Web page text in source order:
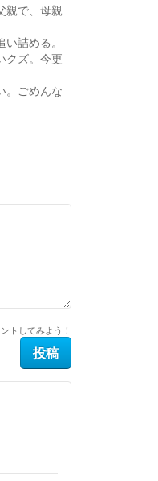
親で、母親
詰める。
クズ。今更
。ごめんな
トしてみよう！